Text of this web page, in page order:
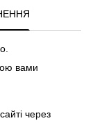
вами
через